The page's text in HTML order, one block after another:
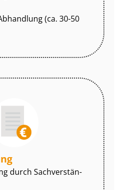
(ca. 30-50
durch Sach­ver­stän­